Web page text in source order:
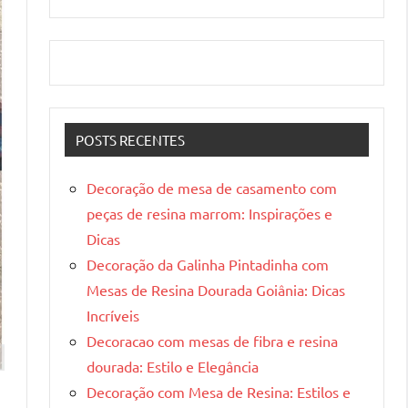
POSTS RECENTES
Decoração de mesa de casamento com
peças de resina marrom: Inspirações e
Dicas
Decoração da Galinha Pintadinha com
Mesas de Resina Dourada Goiânia: Dicas
Incríveis
Decoracao com mesas de fibra e resina
dourada: Estilo e Elegância
Decoração com Mesa de Resina: Estilos e